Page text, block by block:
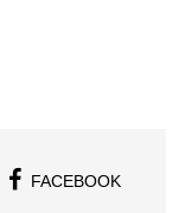
FACEBOOK